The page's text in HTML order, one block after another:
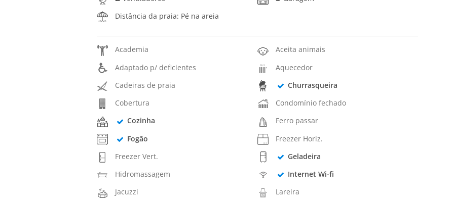
Distância da praia: Pé na areia
Academia
Aceita animais
Adaptado p/ deficientes
Aquecedor
Cadeiras de praia
Churrasqueira
Cobertura
Condomínio fechado
Cozinha
Ferro passar
Fogão
Freezer Horiz.
Freezer Vert.
Geladeira
Hidromassagem
Internet Wi-fi
Jacuzzi
Lareira